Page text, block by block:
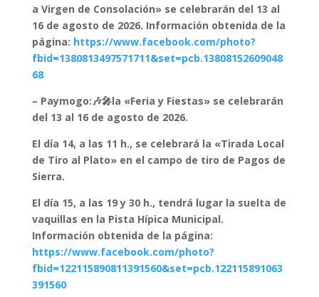
a Virgen de Consolación» se celebrarán del 13 al
16 de agosto de 2026. Información obtenida de la
página: https://www.facebook.com/photo?
fbid=1380813497571711&set=pcb.13808152609048
68
– Paymogo:🎶🎤la «Feria y Fiestas» se celebrarán
del 13 al 16 de agosto de 2026.
El día 14, a las 11 h., se celebrará la «Tirada Local
de Tiro al Plato» en el campo de tiro de Pagos de
Sierra.
El día 15, a las 19 y 30 h., tendrá lugar la suelta de
vaquillas en la Pista Hípica Municipal.
Información obtenida de la página:
https://www.facebook.com/photo?
fbid=122115890811391560&set=pcb.122115891063
391560